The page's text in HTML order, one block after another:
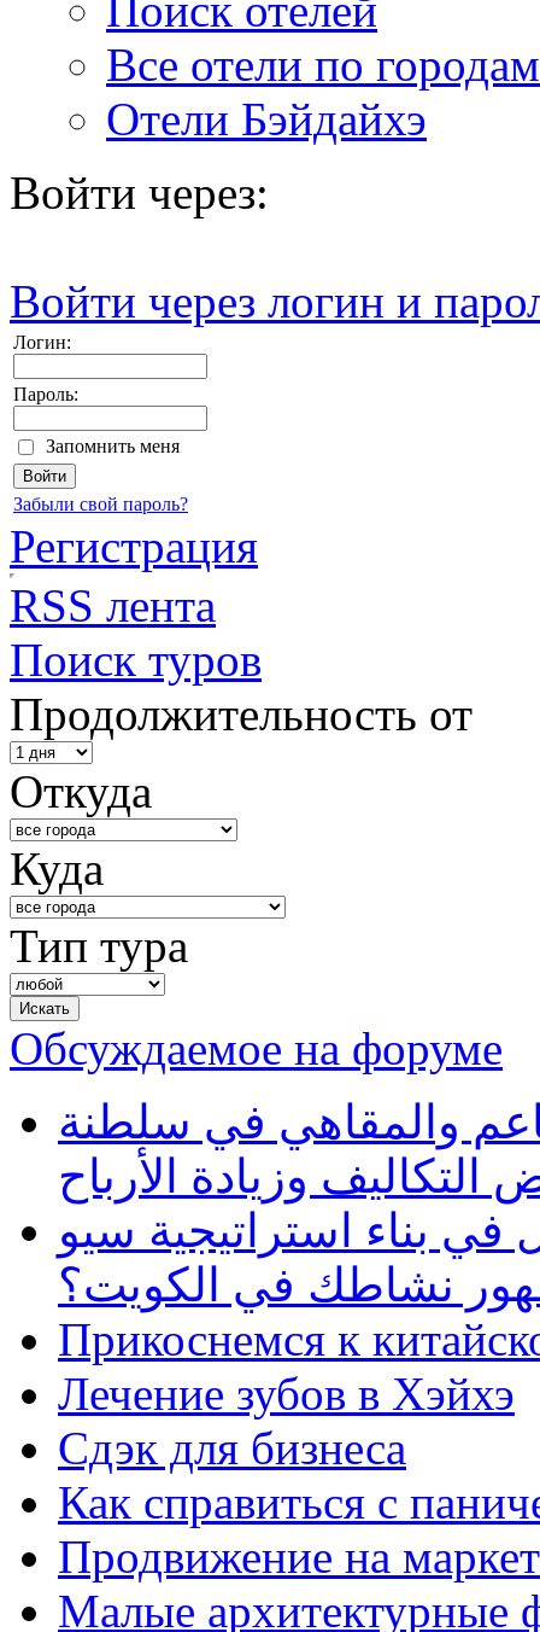
Поиск отелей
Все отели по городам
Отели Бэйдайхэ
Войти через:
Войти через логин и
Логин:
Пароль:
Запомнить меня
Забыли свой пароль?
Регистрация
RSS лента
Поиск туров
Продолжительность от
Откуда
Куда
Тип тура
Обсуждаемое на форуме
والمقاهي في سلطنة
وزيادة الأرباح
بناء استراتيجية سيو
نشاطك في الكويت؟
Прикоснемся к
Лечение зубов в Хэйхэ
Сдэк для бизнеса
Как справиться с
Продвижение на
Малые архитектурные